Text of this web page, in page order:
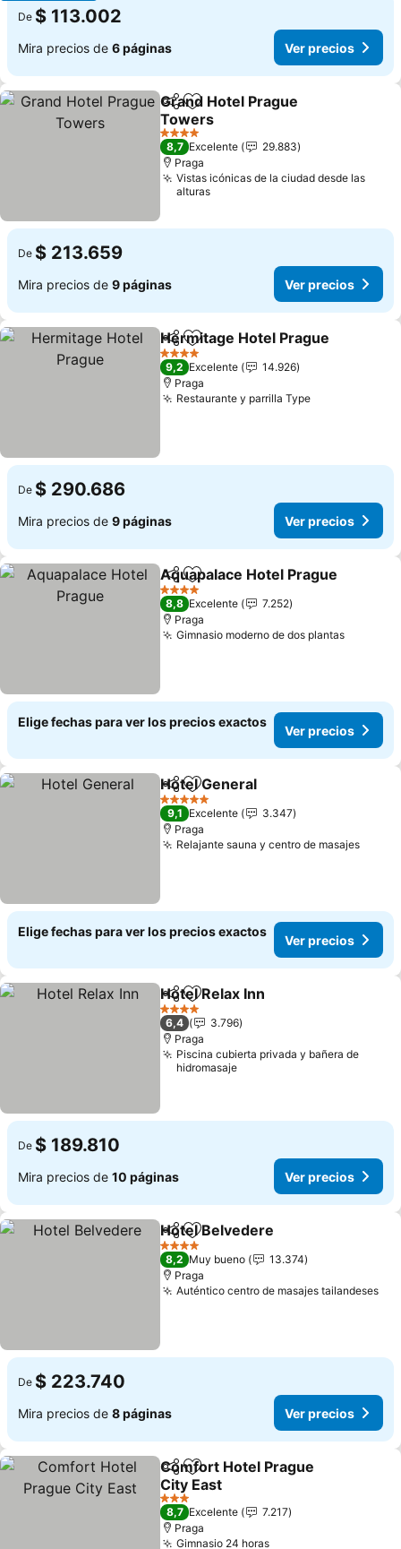
De $ 113.002
Mira precios de 6 páginas Ver precios
CompartirAgregar a favoritos
Grand Hotel Prague
Towers
4 Estrellas
8,7 Excelente
29.883
Praga
Vistas icónicas de la ciudad desde las
alturas
De $ 213.659
Mira precios de 9 páginas Ver precios
CompartirAgregar a favoritos
Hermitage Hotel Prague
4 Estrellas
9,2 Excelente
14.926
Praga
Restaurante y parrilla Type
De $ 290.686
Mira precios de 9 páginas Ver precios
CompartirAgregar a favoritos
Aquapalace Hotel Prague
4 Estrellas
8,8 Excelente
7.252
Praga
Gimnasio moderno de dos plantas
Elige fechas para ver los precios exactos
Ver precios
CompartirAgregar a favoritos
Hotel General
5 Estrellas
9,1 Excelente
3.347
Praga
Relajante sauna y centro de masajes
Elige fechas para ver los precios exactos
Ver precios
CompartirAgregar a favoritos
Hotel Relax Inn
4 Estrellas
6,4
3.796
Praga
Piscina cubierta privada y bañera de
hidromasaje
De $ 189.810
Mira precios de 10 páginas Ver precios
CompartirAgregar a favoritos
Hotel Belvedere
4 Estrellas
8,2 Muy bueno
13.374
Praga
Auténtico centro de masajes tailandeses
De $ 223.740
Mira precios de 8 páginas Ver precios
CompartirAgregar a favoritos
Comfort Hotel Prague
City East
3 Estrellas
8,7 Excelente
7.217
Praga
Gimnasio 24 horas